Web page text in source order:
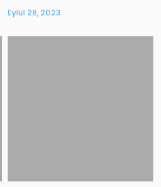
Eylül 28, 2023